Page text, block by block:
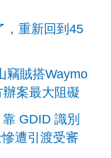
，重新回到45
竊賊搭Waymo
案最大阻礙
GDID 識別
遭引渡受審